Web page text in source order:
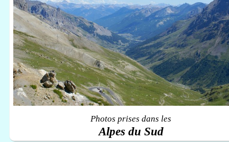
Photos prises dans les
Alpes du Sud